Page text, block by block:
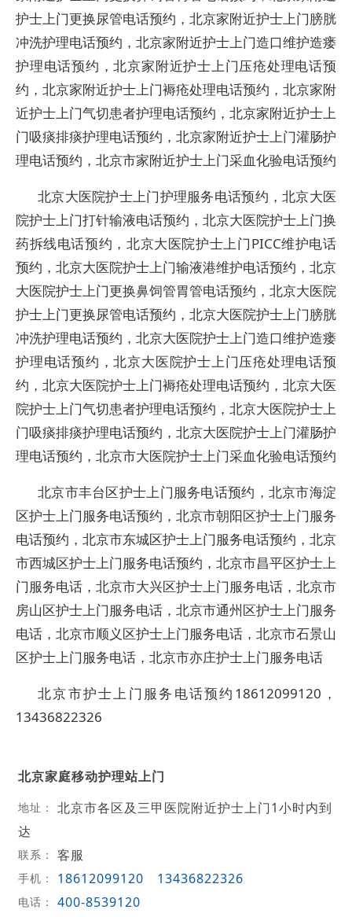
护士上门更换尿管电话预约，北京家附近护士上门膀胱
冲洗护理电话预约，北京家附近护士上门造口维护造瘘
护理电话预约，北京家附近护士上门压疮处理电话预
约，北京家附近护士上门褥疮处理电话预约，北京家附
近护士上门气切患者护理电话预约，北京家附近护士上
门吸痰排痰护理电话预约，北京家附近护士上门灌肠护
理电话预约，北京市家附近护士上门采血化验电话预约
北京大医院护士上门护理服务电话预约，北京大医
院护士上门打针输液电话预约，北京大医院护士上门换
药拆线电话预约，北京大医院护士上门PICC维护电话
预约，北京大医院护士上门输液港维护电话预约，北京
大医院护士上门更换鼻饲管胃管电话预约，北京大医院
护士上门更换尿管电话预约，北京大医院护士上门膀胱
冲洗护理电话预约，北京大医院护士上门造口维护造瘘
护理电话预约，北京大医院护士上门压疮处理电话预
约，北京大医院护士上门褥疮处理电话预约，北京大医
院护士上门气切患者护理电话预约，北京大医院护士上
门吸痰排痰护理电话预约，北京大医院护士上门灌肠护
理电话预约，北京市大医院护士上门采血化验电话预约
北京市丰台区护士上门服务电话预约，北京市海淀
区护士上门服务电话预约，北京市朝阳区护士上门服务
电话预约，北京市东城区护士上门服务电话预约，北京
市西城区护士上门服务电话预约，北京市昌平区护士上
门服务电话，北京市大兴区护士上门服务电话，北京市
房山区护士上门服务电话，北京市通州区护士上门服务
电话，北京市顺义区护士上门服务电话，北京市石景山
区护士上门服务电话，北京市亦庄护士上门服务电话
北京市护士上门服务电话预约18612099120，
13436822326
北京家庭移动护理站上门
地址：
北京市各区及三甲医院附近护士上门1小时内到
达
联系： 客服
手机： 18612099120 13436822326
电话： 400-8539120